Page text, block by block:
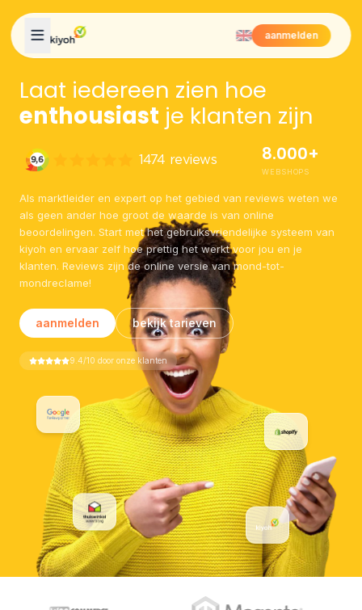
Skip to content
aanmelden
Laat iedereen zien hoe
enthousiast je klanten zijn
8.000+
WEBSHOPS
Als marktleider en expert op het gebied van reviews weten we
als geen ander hoe groot de waarde is van online
beoordelingen. Start met het gebruiksvriendelijke systeem van
kiyoh en ervaar zelf hoe prettig het werkt voor jou en je
klanten. Reviews zijn de online versie van mond-tot-
mondreclame!
aanmelden bekijk tarieven
9.4/10 door onze klanten